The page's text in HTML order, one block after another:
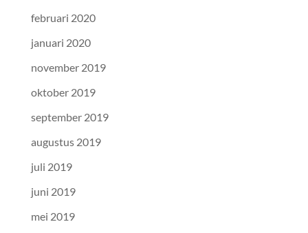
februari 2020
januari 2020
november 2019
oktober 2019
september 2019
augustus 2019
juli 2019
juni 2019
mei 2019